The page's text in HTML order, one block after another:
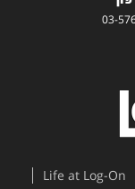
03-
Life at Log-On